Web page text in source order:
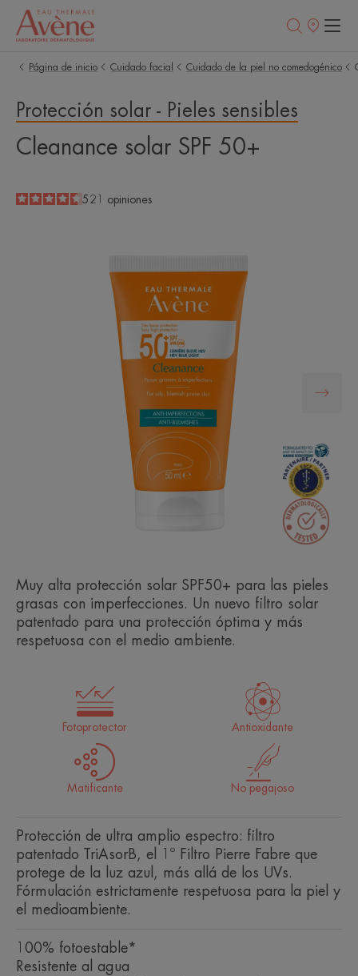
Puntos
Página de inicio
Cuidado facial Cuidado de la piel no comedogénico
Protección solar - Pieles sensibles
Cleanance solar SPF 50+
4.6
/
5
521 opiniones
Muy alta protección solar SPF50+ para las pieles
grasas con imperfecciones. Un nuevo filtro solar
patentado para una protección óptima y más
respetuosa con el medio ambiente.
Fotoprotector Antioxidante
Matificante No pegajoso
Protección de ultra amplio espectro: filtro
patentado TriAsorB, el 1º Filtro Pierre Fabre que
protege de la luz azul, más allá de los UVs.
Fórmulación estrictamente respetuosa para la piel y
el medioambiente.
100% fotoestable*
Resistente al agua